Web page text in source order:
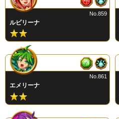
ルビリーナ
No.859
エメリーナ
No.861